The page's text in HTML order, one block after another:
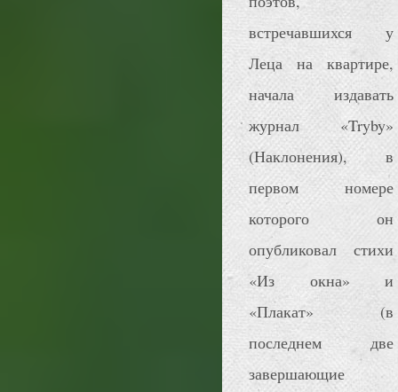
встречавшихся у
Леца на квартире,
начала издавать
журнал «Tryby»
(Наклонения), в
первом номере
которого он
опубликовал стихи
«Из окна» и
«Плакат» (в
последнем две
завершающие